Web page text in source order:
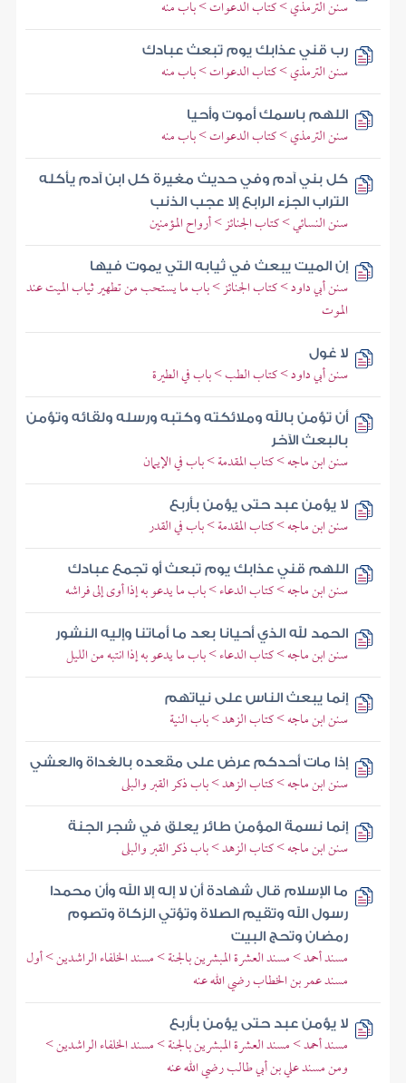
سنن الترمذي > كتاب الدعوات > باب منه
رب قني عذابك يوم تبعث عبادك
سنن الترمذي > كتاب الدعوات > باب منه
اللهم باسمك أموت وأحيا
سنن الترمذي > كتاب الدعوات > باب منه
كل بني آدم وفي حديث مغيرة كل ابن آدم يأكله
التراب الجزء الرابع إلا عجب الذنب
سنن النسائي > كتاب الجنائز > أرواح المؤمنين
إن الميت يبعث في ثيابه التي يموت فيها
سنن أبي داود > كتاب الجنائز > باب ما يستحب من تطهير ثياب الميت عند
الموت
لا غول
سنن أبي داود > كتاب الطب > باب في الطيرة
أن تؤمن بالله وملائكته وكتبه ورسله ولقائه وتؤمن
بالبعث الآخر
سنن ابن ماجه > كتاب المقدمة > باب في الإيمان
لا يؤمن عبد حتى يؤمن بأربع
سنن ابن ماجه > كتاب المقدمة > باب في القدر
اللهم قني عذابك يوم تبعث أو تجمع عبادك
سنن ابن ماجه > كتاب الدعاء > باب ما يدعو به إذا أوى إلى فراشه
الحمد لله الذي أحيانا بعد ما أماتنا وإليه النشور
سنن ابن ماجه > كتاب الدعاء > باب ما يدعو به إذا انتبه من الليل
إنما يبعث الناس على نياتهم
سنن ابن ماجه > كتاب الزهد > باب النية
إذا مات أحدكم عرض على مقعده بالغداة والعشي
سنن ابن ماجه > كتاب الزهد > باب ذكر القبر والبلى
إنما نسمة المؤمن طائر يعلق في شجر الجنة
سنن ابن ماجه > كتاب الزهد > باب ذكر القبر والبلى
ما الإسلام قال شهادة أن لا إله إلا الله وأن محمدا
رسول الله وتقيم الصلاة وتؤتي الزكاة وتصوم
رمضان وتحج البيت
مسند أحمد > مسند العشرة المبشرين بالجنة > مسند الخلفاء الراشدين > أول
مسند عمر بن الخطاب رضي الله عنه
لا يؤمن عبد حتى يؤمن بأربع
مسند أحمد > مسند العشرة المبشرين بالجنة > مسند الخلفاء الراشدين >
ومن مسند علي بن أبي طالب رضي الله عنه